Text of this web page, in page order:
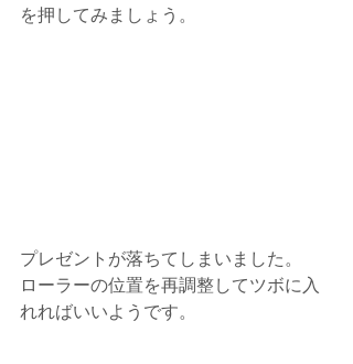
を押してみましょう。
プレゼントが落ちてしまいました。
ローラーの位置を再調整してツボに入
れればいいようです。